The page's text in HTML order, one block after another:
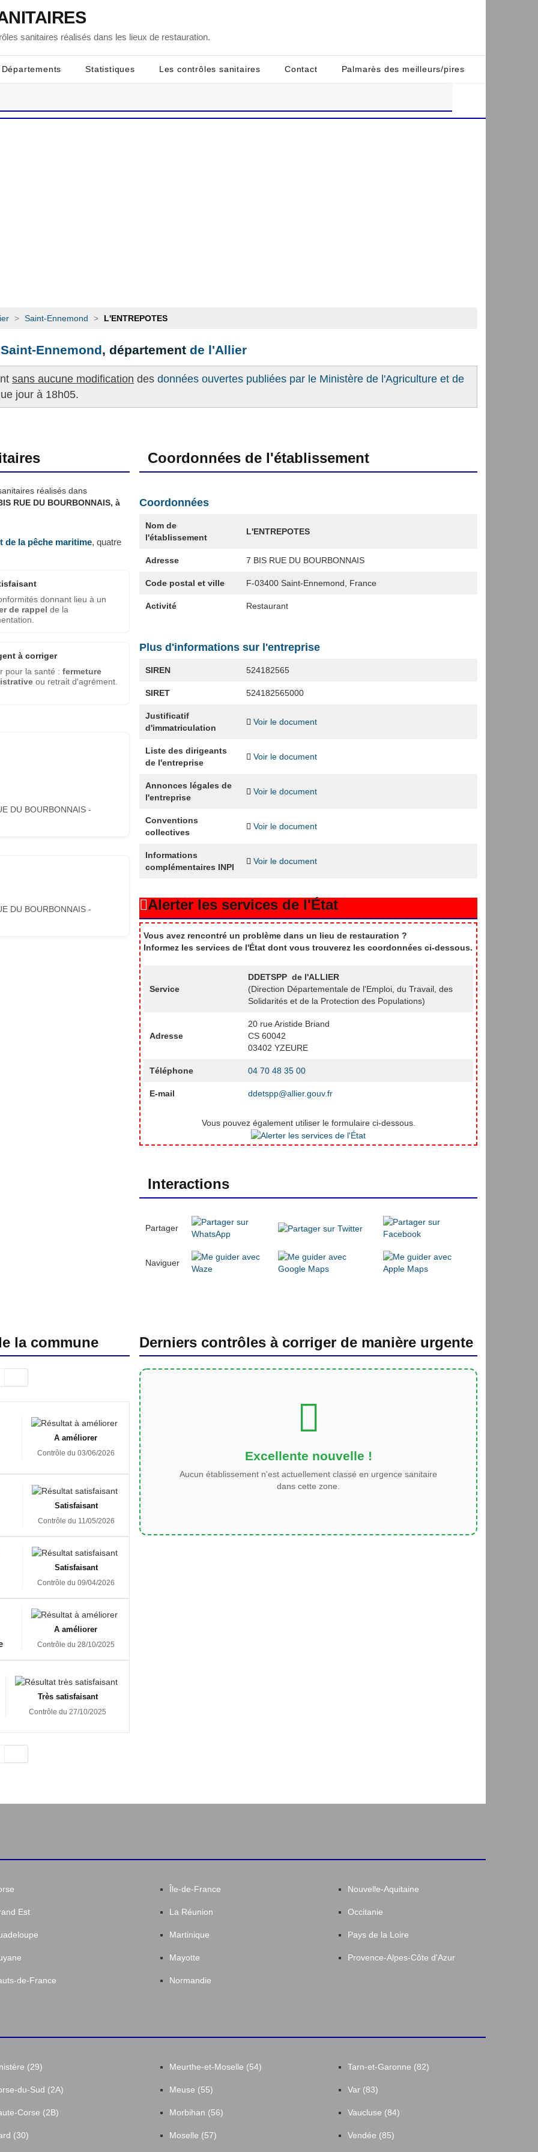
sanitaires réalisés dans les lieux de restauration.
Départements Statistiques Les contrôles sanitaires Contact Palmarès des meilleurs/pires
> Saint-Ennemond > L'ENTREPOTES
Saint-Ennemond, département de l'Allier
sans aucune modification des données ouvertes publiées par le Ministère de l'Agriculture et de
jour à 18h05.
réalisés dans
RUE DU BOURBONNAIS, à
de la pêche maritime, quatre
donnant lieu à un
de rappel de la
à corriger
pour la santé : fermeture
ou retrait d'agrément.
DU BOURBONNAIS -
DU BOURBONNAIS -
Coordonnées de l'établissement
Coordonnées
Nom de
l'établissement
L'ENTREPOTES
Adresse 7 BIS RUE DU BOURBONNAIS
Code postal et ville F-03400 Saint-Ennemond, France
Activité Restaurant
Plus d'informations sur l'entreprise
SIREN 524182565
SIRET 524182565000
Justificatif
d'immatriculation
Voir le document
Liste des dirigeants
de l'entreprise
Voir le document
Annonces légales de
l'entreprise
Voir le document
Conventions
collectives
Voir le document
Informations
complémentaires INPI
Voir le document
Alerter les services de l'État
Vous avez rencontré un problème dans un lieu de restauration ?
Informez les services de l'État dont vous trouverez les coordonnées ci-dessous.
Service
DDETSPP de l'ALLIER
(Direction Départementale de l'Emploi, du Travail, des
Solidarités et de la Protection des Populations)
Adresse
20 rue Aristide Briand
CS 60042
03402 YZEURE
Téléphone 04 70 48 35 00
E-mail ddetspp@allier.gouv.fr
Vous pouvez également utiliser le formulaire ci-dessous.
Interactions
Partager
Naviguer
la commune
A améliorer
Contrôle du 03/06/2026
Satisfaisant
Contrôle du 11/05/2026
Satisfaisant
Contrôle du 09/04/2026
A améliorer
Contrôle du 28/10/2025
Très satisfaisant
Contrôle du 27/10/2025
Derniers contrôles à corriger de manière urgente
Excellente nouvelle !
Aucun établissement n'est actuellement classé en urgence sanitaire
dans cette zone.
Est
de-France
Île-de-France
La Réunion
Martinique
Mayotte
Normandie
Nouvelle-Aquitaine
Occitanie
Pays de la Loire
Provence-Alpes-Côte d'Azur
(29)
du-Sud (2A)
Corse (2B)
(30)
Meurthe-et-Moselle (54)
Meuse (55)
Morbihan (56)
Moselle (57)
Tarn-et-Garonne (82)
Var (83)
Vaucluse (84)
Vendée (85)